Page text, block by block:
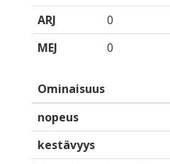
ARJ
0
MEJ
0
Ominaisuus
nopeus
kestävyys